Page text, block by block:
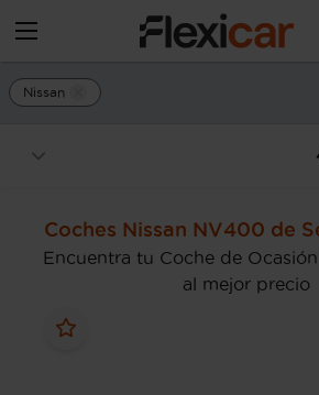
Nissan
Coches Nissan NV400 de
Encuentra tu Coche de
al mejor precio